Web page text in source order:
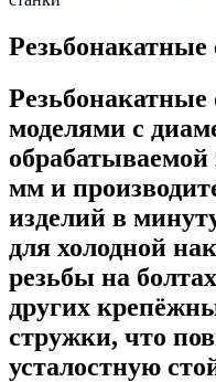
Резьбонакатные
моделями с
обрабатываемой
мм и
изделий в
для холодной
резьбы на
других
стружки, что
усталостную